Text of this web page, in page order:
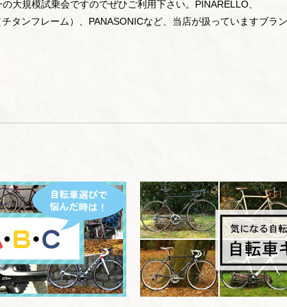
大規模試乗会ですのでぜひご利用下さい。PINARELLO、
タンフレーム）、PANASONICなど、当店が扱っていますブラン